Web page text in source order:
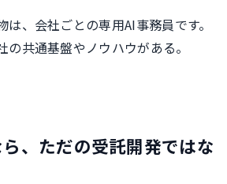
、会社ごとの専用AI事務員です。
の共通基盤やノウハウがある。
、ただの受託開発ではな